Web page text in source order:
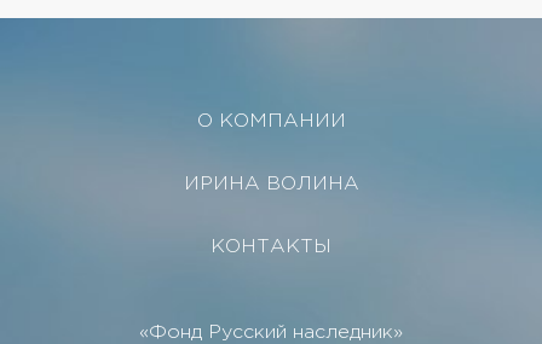
О КОМПАНИИ
ИРИНА ВОЛИНА
КОНТАКТЫ
«Фонд Русский наследник»